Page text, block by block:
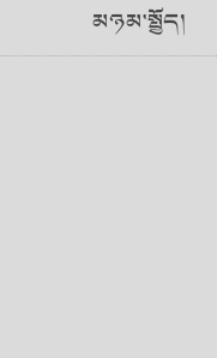
༣༢ ཡོད། སྐྱེ་
མཉམ་སྤྱོད།